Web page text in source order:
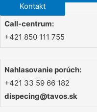
Kontakt
Call-centrum:
+421 850 111 755
Nahlasovanie porúch:
+421 33 59 66 182
dispecing@tavos.sk